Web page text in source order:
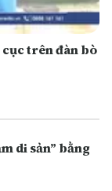
cục trên đàn bò
di sản” bằng